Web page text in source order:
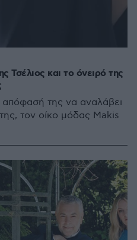
και το όνειρό της
απόφασή της να αναλάβει
τον οίκο μόδας Makis